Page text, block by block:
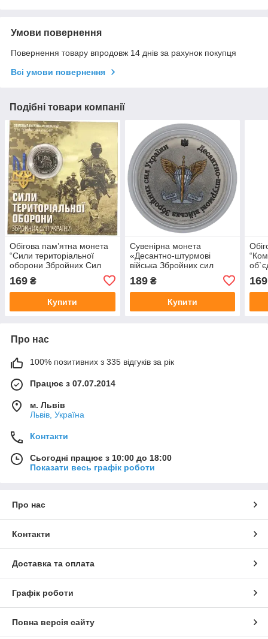
Умови повернення
Повернення товару впродовж 14 днів за рахунок покупця
Всі умови повернення
Подібні товари компанії
Обігова пам’ятна монета
“Сили територіальної
оборони Збройних Сил
пакованні
169 ₴
Купити
Сувенірна монета
«Десантно-штурмові
війська Збройних сил
189₴
Купити
169
Про нас
100% позитивних з 335 відгуків за рік
Працює з 07.07.2014
м. Львів
Львів, Україна
Контакти
Сьогодні працює з 10:00 до 18:00
Показати весь графік роботи
Про нас
Контакти
Доставка та оплата
Графік роботи
Повна версія сайту